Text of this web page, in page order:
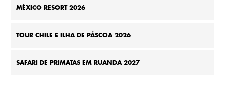
MÉXICO RESORT 2026
TOUR CHILE E ILHA DE PÁSCOA 2026
SAFARI DE PRIMATAS EM RUANDA 2027